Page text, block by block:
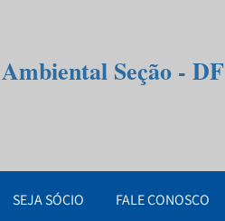
Seção - DF
SEJA SÓCIO FALE CONOSCO